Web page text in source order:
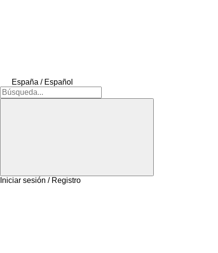
España / Español
Iniciar sesión / Registro